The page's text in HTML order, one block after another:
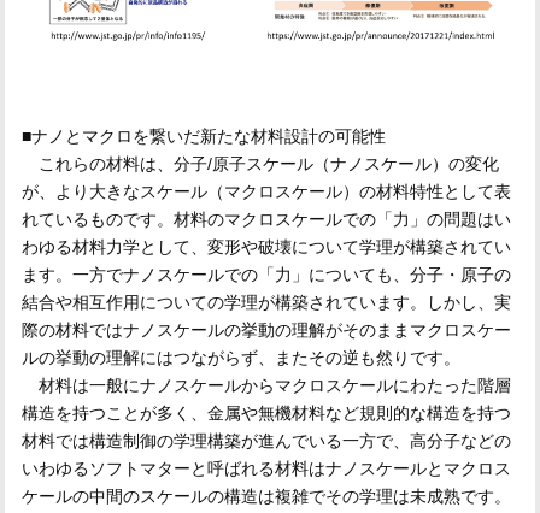
■ナノとマクロを繋いだ新たな材料設計の可能性
これらの材料は、分子/原子スケール（ナノスケール）の変化
が、より大きなスケール（マクロスケール）の材料特性として表
れているものです。材料のマクロスケールでの「力」の問題はい
わゆる材料力学として、変形や破壊について学理が構築されてい
ます。一方でナノスケールでの「力」についても、分子・原子の
結合や相互作用についての学理が構築されています。しかし、実
際の材料ではナノスケールの挙動の理解がそのままマクロスケー
ルの挙動の理解にはつながらず、またその逆も然りです。
材料は一般にナノスケールからマクロスケールにわたった階層
構造を持つことが多く、金属や無機材料など規則的な構造を持つ
材料では構造制御の学理構築が進んでいる一方で、高分子などの
いわゆるソフトマターと呼ばれる材料はナノスケールとマクロス
ケールの中間のスケールの構造は複雑でその学理は未成熟です。